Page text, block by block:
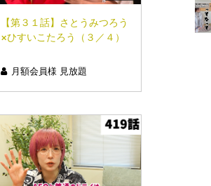
【第３１話】さとうみつろう
×ひすいこたろう（３／４）
月額会員様 見放題